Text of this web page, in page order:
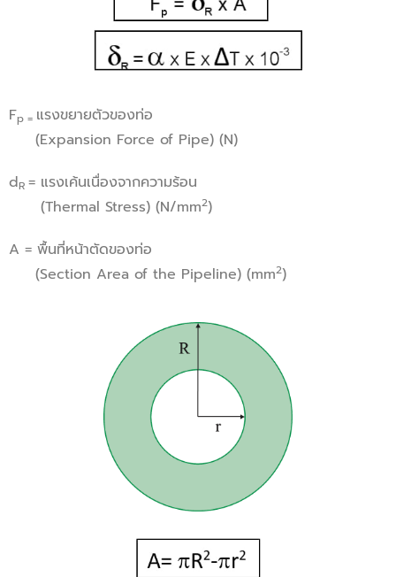
Fp = แรงขยายตัวของท่อ
(Expansion Force of Pipe) (N)
dR = แรงเค้นเนื่องจากความร้อน
(Thermal Stress) (N/mm2)
A = พื้นที่หน้าตัดของท่อ
(Section Area of the Pipeline) (mm2)